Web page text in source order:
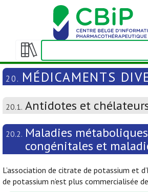
Afficher/masquer
la
table
matières
20. MÉDICAMENTS
20.1. Antidotes et
20.2. Maladies métaboliques
congénitales et
L’association de citrate de potassium et
de potassium n’est plus commercialisée